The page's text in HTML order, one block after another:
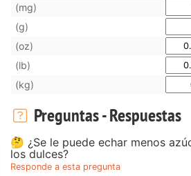
(mg)
(g)
(oz)
(lb)
(kg)
Preguntas - Respuestas
🤔 ¿Se le puede echar menos
los dulces?
Responde a esta pregunta